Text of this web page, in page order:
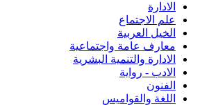
الادارة
علم الاجتماع
الخيل العربية
معارف عامة واجتماعية
الادارة والتنمية البشرية
الادب - رواية
الفنون
اللغة والقواميس